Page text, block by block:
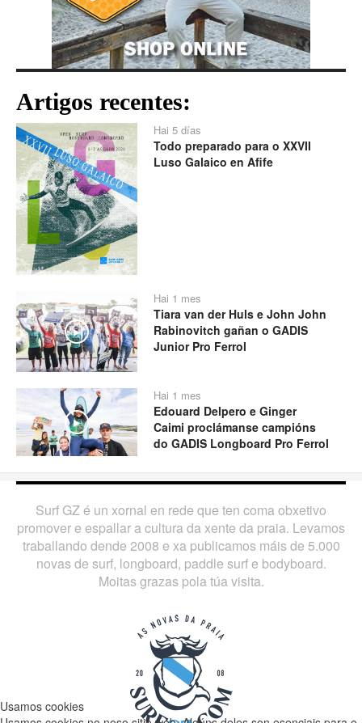
Artigos recentes:
Hai 5 días
Todo preparado para o XXVII
Luso Galaico en Afife
Play
Hai 1 mes
Tiara van der Huls e John John
Rabinovitch gañan o GADIS
Junior Pro Ferrol
Play
Hai 1 mes
Edouard Delpero e Ginger
Caimi proclámanse campións
do GADIS Longboard Pro Ferrol
Surf GZ é un xornal en rede que ten coma obxetivo
promover e espallar a cultura da xente da praia. Levamos
traballando dende 2008 e xa publicamos máis de 5.000
novas de surf, longboard, paddle surf e bodyboard.
Moitas grazas pola túa visita.
Usamos cookies